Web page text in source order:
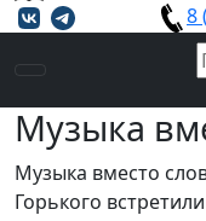
8
Музыка
Музыка вместо
Горького